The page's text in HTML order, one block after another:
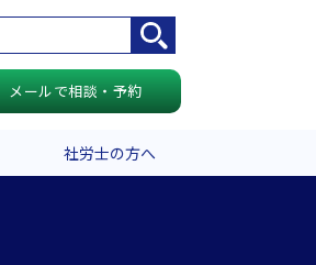
メールで相談・予約
社労士の方へ